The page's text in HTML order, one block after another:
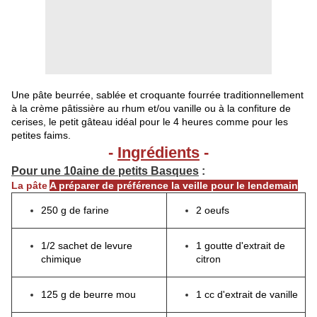
Une pâte beurrée, sablée et croquante fourrée traditionnellement
à la crème pâtissière au rhum et/ou vanille ou à la confiture de
cerises, le petit gâteau idéal pour le 4 heures comme pour les
petites faims.
- Ingrédients -
Pour une 10aine de petits Basques :
La pâteA préparer de préférence la veille pour le lendemain
250 g de farine 2 oeufs
1/2 sachet de levure
chimique
1 goutte d'extrait de
citron
125 g de beurre mou 1 cc d'extrait de vanille